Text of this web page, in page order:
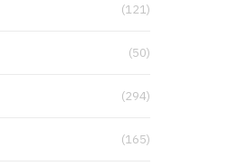
(121)
(50)
(294)
(165)